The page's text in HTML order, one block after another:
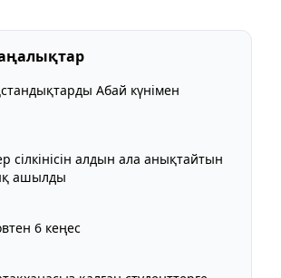
Абай күнімен
сілкінісін алдын ала анықтайтын
ашылды
6 кеңес